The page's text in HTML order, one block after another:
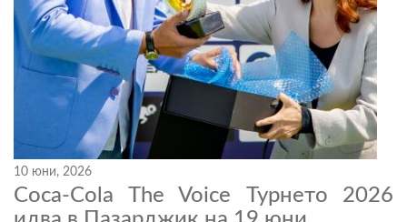
10 юни, 2026
Coca-Cola The Voice Турнето 2026